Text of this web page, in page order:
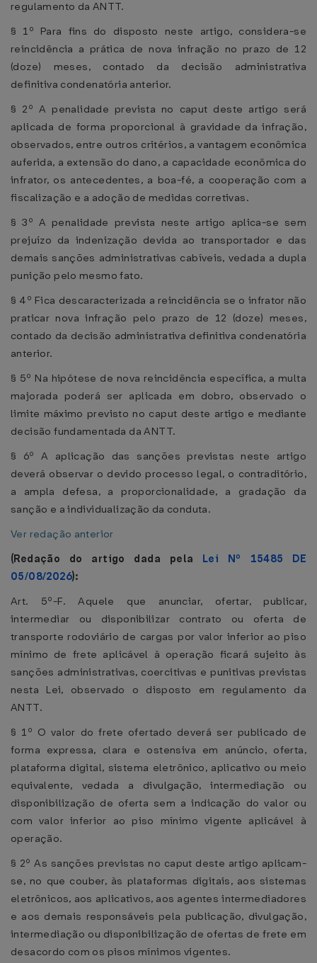
regulamento da ANTT.
§ 1º Para fins do disposto neste artigo, considera-se
reincidência a prática de nova infração no prazo de 12
(doze) meses, contado da decisão administrativa
definitiva condenatória anterior.
§ 2º A penalidade prevista no caput deste artigo será
aplicada de forma proporcional à gravidade da infração,
observados, entre outros critérios, a vantagem econômica
auferida, a extensão do dano, a capacidade econômica do
infrator, os antecedentes, a boa-fé, a cooperação com a
fiscalização e a adoção de medidas corretivas.
§ 3º A penalidade prevista neste artigo aplica-se sem
prejuízo da indenização devida ao transportador e das
demais sanções administrativas cabíveis, vedada a dupla
punição pelo mesmo fato.
§ 4º Fica descaracterizada a reincidência se o infrator não
praticar nova infração pelo prazo de 12 (doze) meses,
contado da decisão administrativa definitiva condenatória
anterior.
§ 5º Na hipótese de nova reincidência específica, a multa
majorada poderá ser aplicada em dobro, observado o
limite máximo previsto no caput deste artigo e mediante
decisão fundamentada da ANTT.
§ 6º A aplicação das sanções previstas neste artigo
deverá observar o devido processo legal, o contraditório,
a ampla defesa, a proporcionalidade, a gradação da
sanção e a individualização da conduta.
Ver redação anterior
(Redação do artigo dada pela Lei Nº 15485 DE
05/08/2026):
Art. 5º-F. Aquele que anunciar, ofertar, publicar,
intermediar ou disponibilizar contrato ou oferta de
transporte rodoviário de cargas por valor inferior ao piso
mínimo de frete aplicável à operação ficará sujeito às
sanções administrativas, coercitivas e punitivas previstas
nesta Lei, observado o disposto em regulamento da
ANTT.
§ 1º O valor do frete ofertado deverá ser publicado de
forma expressa, clara e ostensiva em anúncio, oferta,
plataforma digital, sistema eletrônico, aplicativo ou meio
equivalente, vedada a divulgação, intermediação ou
disponibilização de oferta sem a indicação do valor ou
com valor inferior ao piso mínimo vigente aplicável à
operação.
§ 2º As sanções previstas no caput deste artigo aplicam-
se, no que couber, às plataformas digitais, aos sistemas
eletrônicos, aos aplicativos, aos agentes intermediadores
e aos demais responsáveis pela publicação, divulgação,
intermediação ou disponibilização de ofertas de frete em
desacordo com os pisos mínimos vigentes.